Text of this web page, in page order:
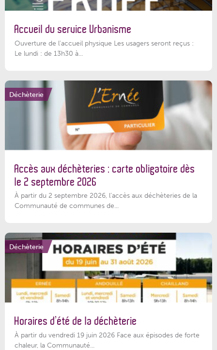
Accueil du service Urbanisme
Ouverture de l'accueil physique Les usagers seront reçus :
Le lundi : de 13h30 à...
Déchèterie
Accès aux déchèteries : carte obligatoire dès
le 2 septembre 2026
À partir du 2 septembre 2026, l’accès aux déchèteries de la
Communauté de communes de...
Déchèterie
Horaires d’été de la déchèterie
À partir du vendredi 19 juin 2026 Face aux épisodes de forte
chaleur, la Communauté...